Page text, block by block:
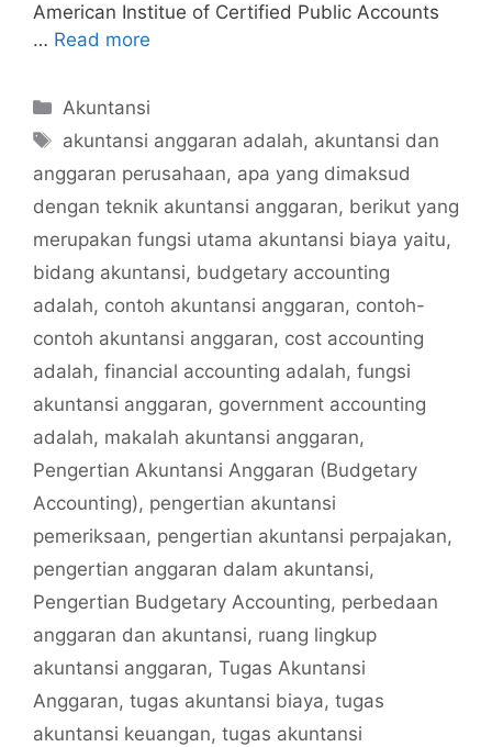
American Institue of Certified Public Accounts
… Read more
Categories
Akuntansi
Tags
akuntansi anggaran adalah, akuntansi dan
anggaran perusahaan, apa yang dimaksud
dengan teknik akuntansi anggaran, berikut yang
merupakan fungsi utama akuntansi biaya yaitu,
bidang akuntansi, budgetary accounting
adalah, contoh akuntansi anggaran, contoh-
contoh akuntansi anggaran, cost accounting
adalah, financial accounting adalah, fungsi
akuntansi anggaran, government accounting
adalah, makalah akuntansi anggaran,
Pengertian Akuntansi Anggaran (Budgetary
Accounting), pengertian akuntansi
pemeriksaan, pengertian akuntansi perpajakan,
pengertian anggaran dalam akuntansi,
Pengertian Budgetary Accounting, perbedaan
anggaran dan akuntansi, ruang lingkup
akuntansi anggaran, Tugas Akuntansi
Anggaran, tugas akuntansi biaya, tugas
akuntansi keuangan, tugas akuntansi